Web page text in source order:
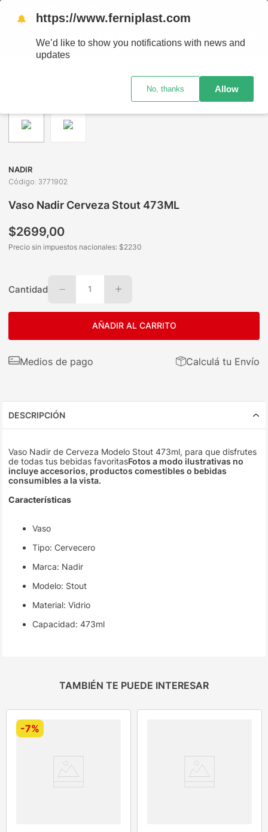
NADIR
Código:3771902
Vaso Nadir Cerveza Stout 473ML
$2699,00
Precio sin impuestos nacionales: $2230
Cantidad 1
AÑADIR AL CARRITO
Medios de pago Calculá tu Envío
DESCRIPCIÓN
Vaso Nadir de Cerveza Modelo Stout 473ml, para que disfrutes
de todas tus bebidas favoritasFotos a modo ilustrativas no
incluye accesorios, productos comestibles o bebidas
consumibles a la vista.
Características
Vaso
Tipo: Cervecero
Marca: Nadir
Modelo: Stout
Material: Vidrio
Capacidad: 473ml
TAMBIÉN TE PUEDE INTERESAR
-7%
🔔 https://www.ferniplast.com
We’d like to show you notifications with news and
updates
No, thanks Allow